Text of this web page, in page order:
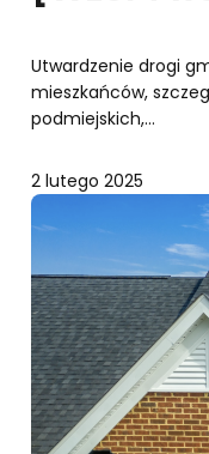
Utwardzenie drogi
mieszkańców,
podmiejskich,…
2 lutego 2025